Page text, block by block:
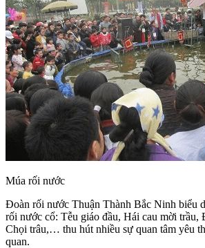
Múa rối nước
Đoàn rối nước Thuận Thành Bắc Ninh biểu
rối nước cổ: Tễu giáo đầu, Hái cau mời trầu,
Chọi trâu,… thu hút nhiều sự quan tâm yêu
quan.